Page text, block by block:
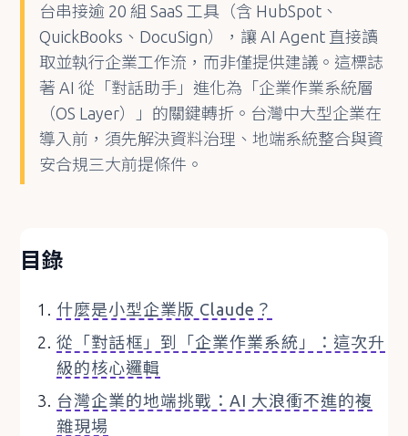
台串接逾 20 組 SaaS 工具（含 HubSpot、
QuickBooks、DocuSign），讓 AI Agent 直接讀
取並執行企業工作流，而非僅提供建議。這標誌
著 AI 從「對話助手」進化為「企業作業系統層
（OS Layer）」的關鍵轉折。台灣中大型企業在
導入前，須先解決資料治理、地端系統整合與資
安合規三大前提條件。
目錄
什麼是小型企業版 Claude？
從「對話框」到「企業作業系統」：這次升
級的核心邏輯
台灣企業的地端挑戰：AI 大浪衝不進的複
雜現場